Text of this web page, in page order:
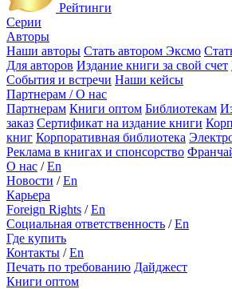
Рейтинги
Серии
Авторы
Наши авторы Стать автором Эксмо
Для авторов Издание книги за свой счет
События и встречи Наши кейсы
Партнерам / О нас
Партнерам Книги оптом Библиотекам
заказ Сертификат на издание книги
книг Корпоративная библиотека
Реклама в книгах и спонсорство
О нас /En
Новости /En
Карьера
Foreign Rights /En
Социальная ответственность /En
Где купить
Контакты /En
Печать по требованию Дайджест
Книги оптом